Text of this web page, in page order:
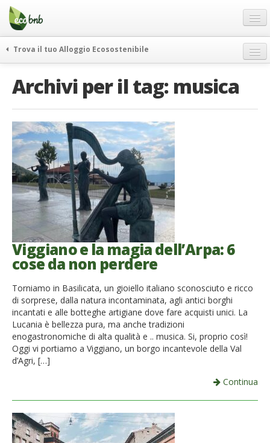
Menu
Salta
contenuto
Offerte Speciali
Regali
FAQ
Chi Siamo
Partner
Contatti
Italiano
German
English
Spanish
French
Italiano
Trova il tuo Alloggio Ecosostenibile
itinerari
vivere e viaggiare verde
news ed eventi
ecohotel
rassegna stampa
Archivi per il tag: musica
Viggiano e la magia dell’Arpa: 6
cose da non perdere
Torniamo in Basilicata, un gioiello italiano sconosciuto e ricco
di sorprese, dalla natura incontaminata, agli antici borghi
incantati e alle botteghe artigiane dove fare acquisti unici. La
Lucania è bellezza pura, ma anche tradizioni
enogastronomiche di alta qualità e .. musica. Si, proprio così!
Oggi vi portiamo a Viggiano, un borgo incantevole della Val
d’Agri, […]
Continua